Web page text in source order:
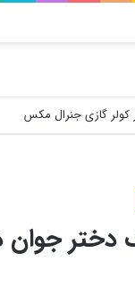
چرا انتخاب
جوان